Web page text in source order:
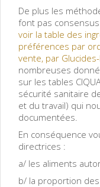
De plus les
font pas
voir la table des
préférences par
vente, par
nombreuses
sur les tables
sécurité sanitaire
et du travail) qui
documentées.
En conséquence
directrices :
a/ les aliments
b/ la proportion des